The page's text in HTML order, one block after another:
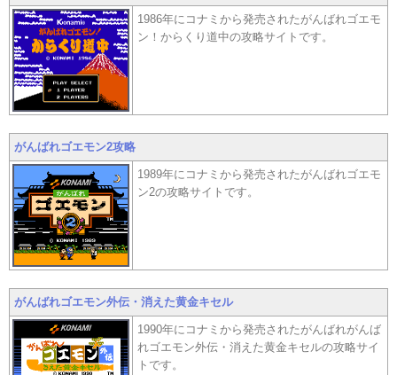
1986年にコナミから発売されたがんばれゴエモ
ン！からくり道中の攻略サイトです。
がんばれゴエモン2攻略
1989年にコナミから発売されたがんばれゴエモ
ン2の攻略サイトです。
がんばれゴエモン外伝・消えた黄金キセル
1990年にコナミから発売されたがんばれがんば
れゴエモン外伝・消えた黄金キセルの攻略サイ
トです。